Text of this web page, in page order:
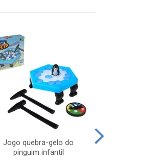
Jogo quebra-gelo do
pinguim infantil